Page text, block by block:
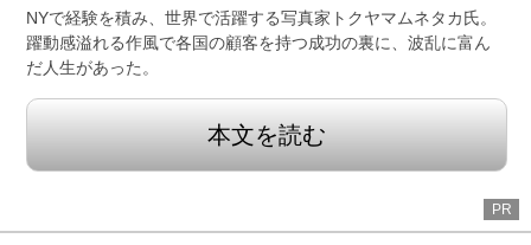
NYで経験を積み、世界で活躍する写真家トクヤマムネタカ氏。
躍動感溢れる作風で各国の顧客を持つ成功の裏に、波乱に富ん
だ人生があった。
本文を読む
PR